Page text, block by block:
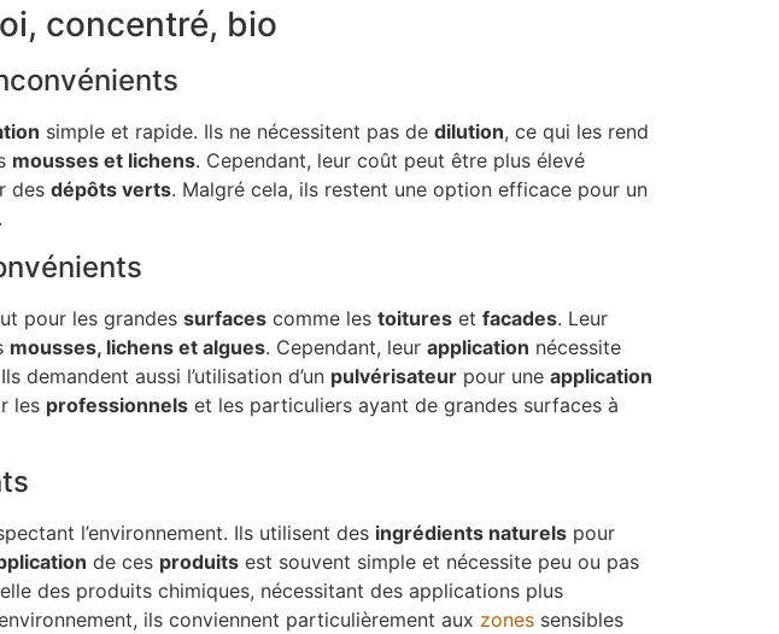
concentré, bio
simple et rapide. Ils ne nécessitent pas de dilution, ce qui les rend
mousses et lichens. Cependant, leur coût peut être plus élevé
des dépôts verts. Malgré cela, ils restent une option efficace pour un
.
pour les grandes surfaces comme les toitures et facades. Leur
mousses, lichens et algues. Cependant, leur application nécessite
demandent aussi l’utilisation d’un pulvérisateur pour une application
les professionnels et les particuliers ayant de grandes surfaces à
l’environnement. Ils utilisent des ingrédients naturels pour
de ces produits est souvent simple et nécessite peu ou pas
des produits chimiques, nécessitant des applications plus
ils conviennent particulièrement aux zones sensibles